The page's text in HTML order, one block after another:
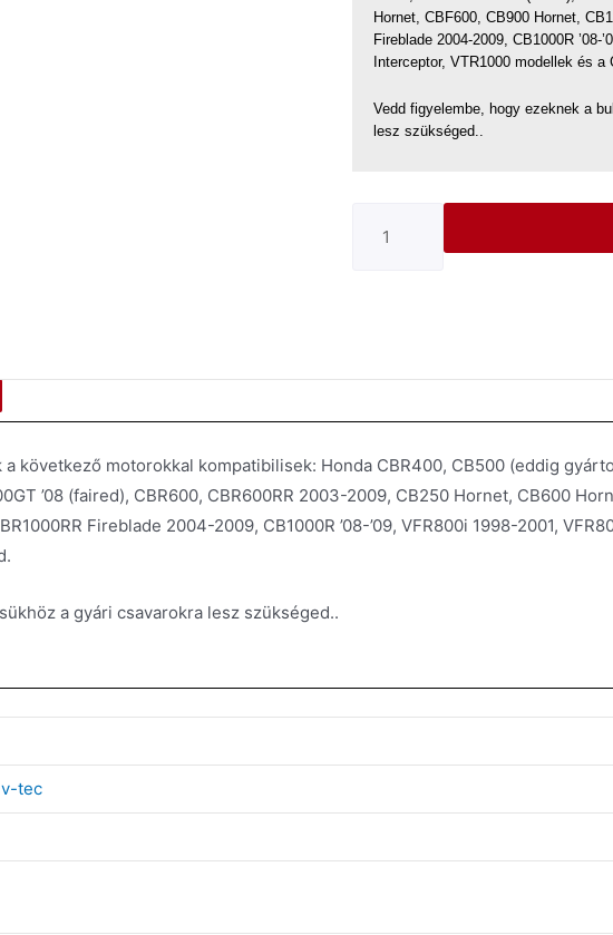
Hornet, CBF600, CB900 Hornet,
Fireblade 2004-2009, CB1000R ’08-
Interceptor, VTR1000 modellek és a
Vedd figyelembe, hogy ezeknek a
lesz szükséged..
következő motorokkal kompatibilisek: Honda CBR400, CB500 (eddig
’08 (faired), CBR600, CBR600RR 2003-2009, CB250 Hornet, CB600
Fireblade 2004-2009, CB1000R ’08-’09, VFR800i 1998-2001,
a gyári csavarokra lesz szükséged..
tec